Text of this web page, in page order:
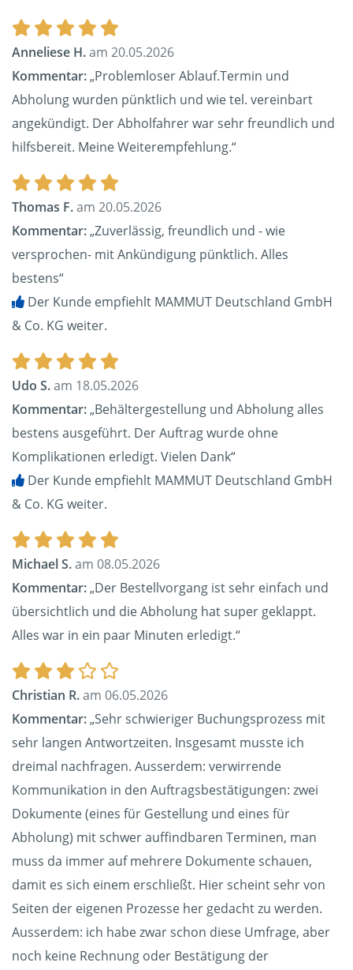
Anneliese H.am 20.05.2026
Kommentar:„Problemloser Ablauf.Termin und
Abholung wurden pünktlich und wie tel. vereinbart
angekündigt. Der Abholfahrer war sehr freundlich und
hilfsbereit. Meine Weiterempfehlung.“
Thomas F.am 20.05.2026
Kommentar:„Zuverlässig, freundlich und - wie
versprochen- mit Ankündigung pünktlich. Alles
bestens“
Der Kunde empfiehlt MAMMUT Deutschland GmbH
& Co. KG weiter.
Udo S.am 18.05.2026
Kommentar:„Behältergestellung und Abholung alles
bestens ausgeführt. Der Auftrag wurde ohne
Komplikationen erledigt. Vielen Dank“
Der Kunde empfiehlt MAMMUT Deutschland GmbH
& Co. KG weiter.
Michael S.am 08.05.2026
Kommentar:„Der Bestellvorgang ist sehr einfach und
übersichtlich und die Abholung hat super geklappt.
Alles war in ein paar Minuten erledigt.“
Christian R.am 06.05.2026
Kommentar:„Sehr schwieriger Buchungsprozess mit
sehr langen Antwortzeiten. Insgesamt musste ich
dreimal nachfragen. Ausserdem: verwirrende
Kommunikation in den Auftragsbestätigungen: zwei
Dokumente (eines für Gestellung und eines für
Abholung) mit schwer auffindbaren Terminen, man
muss da immer auf mehrere Dokumente schauen,
damit es sich einem erschließt. Hier scheint sehr von
Seiten der eigenen Prozesse her gedacht zu werden.
Ausserdem: ich habe zwar schon diese Umfrage, aber
noch keine Rechnung oder Bestätigung der